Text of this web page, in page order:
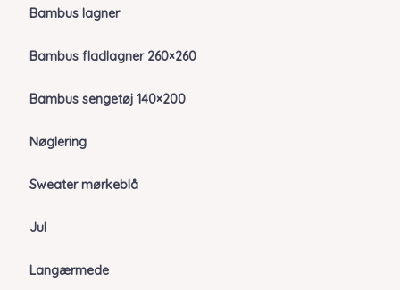
Bambus lagner
Bambus fladlagner 260×260
Bambus sengetøj 140×200
Nøglering
Sweater mørkeblå
Jul
Langærmede